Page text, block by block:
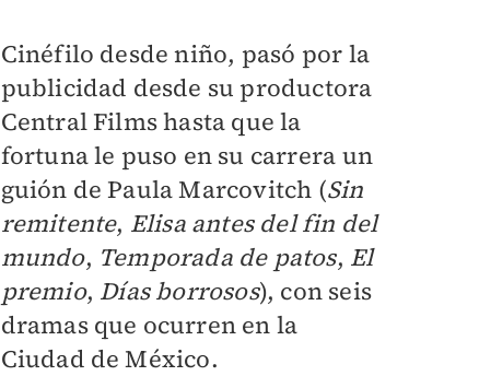
Cinéfilo desde niño, pasó por la
publicidad desde su productora
Central Films hasta que la
fortuna le puso en su carrera un
guión de Paula Marcovitch (Sin
remitente, Elisa antes del fin del
mundo, Temporada de patos, El
premio, Días borrosos), con seis
dramas que ocurren en la
Ciudad de México.